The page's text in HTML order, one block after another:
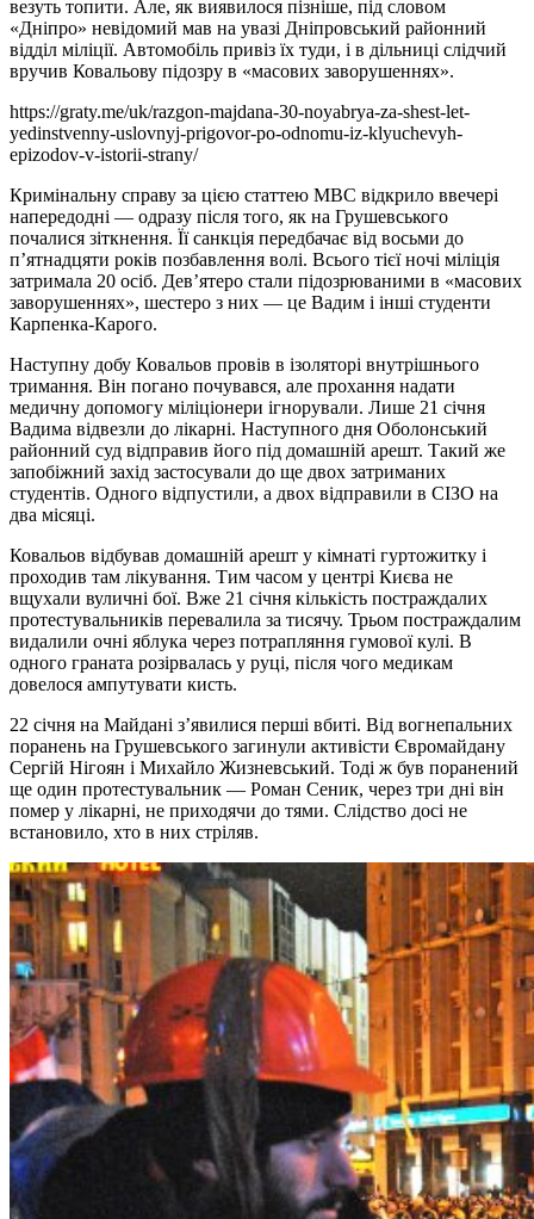
везуть топити. Але, як виявилося пізніше, під словом
«Дніпро» невідомий мав на увазі Дніпровський районний
відділ міліції. Автомобіль привіз їх туди, і в дільниці слідчий
вручив Ковальову підозру в «масових заворушеннях».
https://graty.me/uk/razgon-majdana-30-noyabrya-za-shest-let-
yedinstvenny-uslovnyj-prigovor-po-odnomu-iz-klyuchevyh-
epizodov-v-istorii-strany/
Кримінальну справу за цією статтею МВС відкрило ввечері
напередодні — одразу після того, як на Грушевського
почалися зіткнення. Її санкція передбачає від восьми до
п’ятнадцяти років позбавлення волі. Всього тієї ночі міліція
затримала 20 осіб. Дев’ятеро стали підозрюваними в «масових
заворушеннях», шестеро з них — це Вадим і інші студенти
Карпенка-Карого.
Наступну добу Ковальов провів в ізоляторі внутрішнього
тримання. Він погано почувався, але прохання надати
медичну допомогу міліціонери ігнорували. Лише 21 січня
Вадима відвезли до лікарні. Наступного дня Оболонський
районний суд відправив його під домашній арешт. Такий же
запобіжний захід застосували до ще двох затриманих
студентів. Одного відпустили, а двох відправили в СІЗО на
два місяці.
Ковальов відбував домашній арешт у кімнаті гуртожитку і
проходив там лікування. Тим часом у центрі Києва не
вщухали вуличні бої. Вже 21 січня кількість постраждалих
протестувальників перевалила за тисячу. Трьом постраждалим
видалили очні яблука через потрапляння гумової кулі. В
одного граната розірвалась у руці, після чого медикам
довелося ампутувати кисть.
22 січня на Майдані з’явилися перші вбиті. Від вогнепальних
поранень на Грушевського загинули активісти Євромайдану
Сергій Нігоян і Михайло Жизневський. Тоді ж був поранений
ще один протестувальник — Роман Сеник, через три дні він
помер у лікарні, не приходячи до тями. Слідство досі не
встановило, хто в них стріляв.